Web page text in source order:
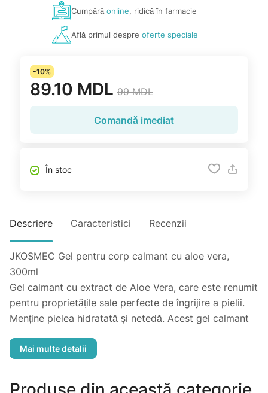
Cumpărăonline, ridică în farmacie
Află primul despre oferte speciale
-10%
89.10 MDL 99 MDL
Comandă imediat
În stoc
Descriere Caracteristici Recenzii
JKOSMEC Gel pentru corp calmant cu aloe vera,
300ml
Gel calmant cu extract de Aloe Vera, care este renumit
pentru proprietățile sale perfecte de îngrijire a pielii.
Menține pielea hidratată și netedă. Acest gel calmant
pentru fața și corp, ca îngrijire calmantă după plaja și
suficientă de produs pe fața sau corp în zonele, unde